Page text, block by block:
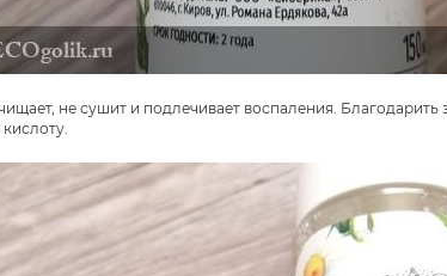
не сушит и подлечивает воспаления.